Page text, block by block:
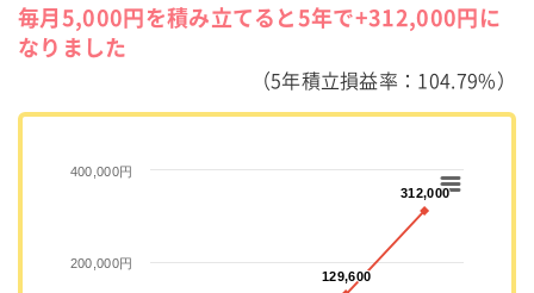
毎月5,000円を積み立てると5年で+312,000円に
なりました
（5年積立損益率：104.79%）
129,600
129,600
312,000
312,000
200,000円
400,000円